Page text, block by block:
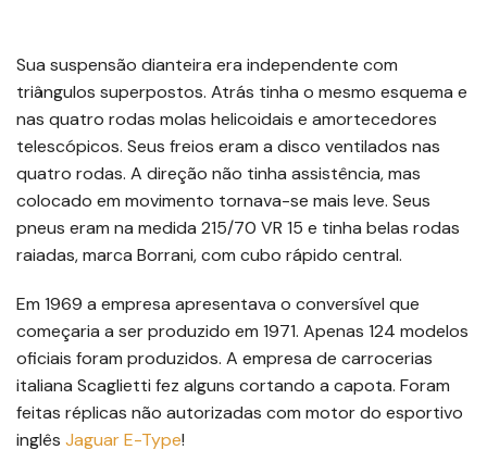
Sua suspensão dianteira era independente com
triângulos superpostos. Atrás tinha o mesmo esquema e
nas quatro rodas molas helicoidais e amortecedores
telescópicos. Seus freios eram a disco ventilados nas
quatro rodas. A direção não tinha assistência, mas
colocado em movimento tornava-se mais leve. Seus
pneus eram na medida 215/70 VR 15 e tinha belas rodas
raiadas, marca Borrani, com cubo rápido central.
Em 1969 a empresa apresentava o conversível que
começaria a ser produzido em 1971. Apenas 124 modelos
oficiais foram produzidos. A empresa de carrocerias
italiana Scaglietti fez alguns cortando a capota. Foram
feitas réplicas não autorizadas com motor do esportivo
inglês Jaguar E-Type!